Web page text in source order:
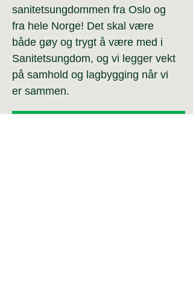
sanitetsungdommen fra Oslo og
fra hele Norge! Det skal være
både gøy og trygt å være med i
Sanitetsungdom, og vi legger vekt
på samhold og lagbygging når vi
er sammen.